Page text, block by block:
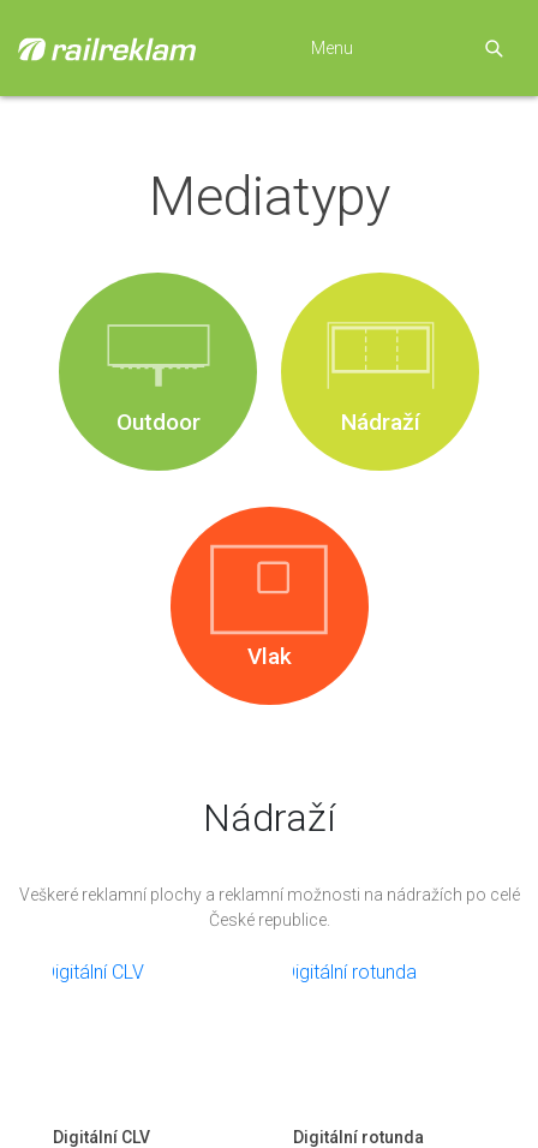
Menu
Mediatypy
Outdoor Nádraží
Vlak
Nádraží
Veškeré reklamní plochy a reklamní možnosti na nádražích po celé
České republice.
Digitální CLV Digitální rotunda